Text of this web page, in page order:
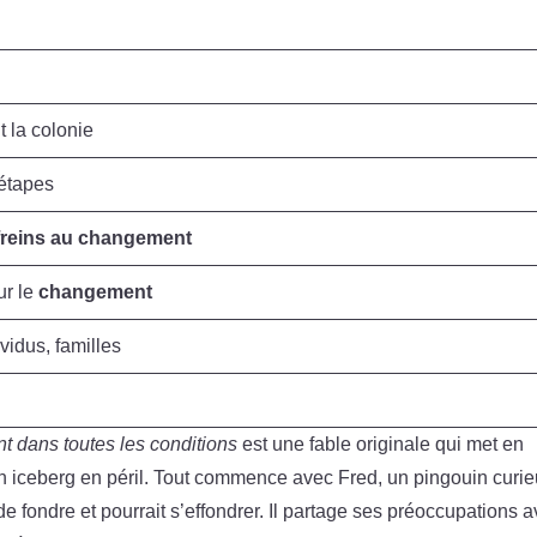
la colonie
au changement
lechangement
familles
dans toutes les conditions est une fable originale qui met en
en péril. Tout commence avec Fred, un pingouin
fondre et pourrait s’effondrer. Il partage ses préoccupations